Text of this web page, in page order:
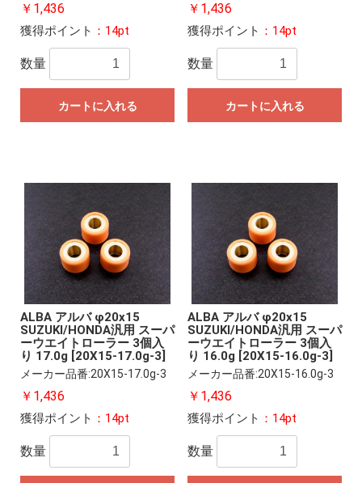
￥1,436
獲得ポイント ：14pt
数量
カートに入れる
￥1,436
獲得ポイント ：14pt
数量
カートに入れる
ALBA アルバ φ20x15
SUZUKI/HONDA汎用 スーパ
ーウエイトローラー 3個入
り 17.0g [20X15-17.0g-3]
メーカー品番:20X15-17.0g-3
￥1,436
獲得ポイント ：14pt
数量
ALBA アルバ φ20x15
SUZUKI/HONDA汎用 スーパ
ーウエイトローラー 3個入
り 16.0g [20X15-16.0g-3]
メーカー品番:20X15-16.0g-3
￥1,436
獲得ポイント ：14pt
数量